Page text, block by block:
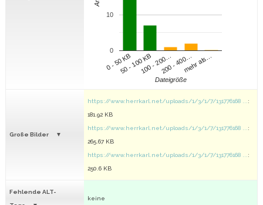
0 - 50 KB50 - 100 KB100 - 200…200 - 400…mehr als…
0
10
Dateigröße
Große Bilder
https://www.herrkarl.net/uploads/1/3/1/7/131776168 ... :
181.92 KB
https://www.herrkarl.net/uploads/1/3/1/7/131776168 ... :
265.67 KB
https://www.herrkarl.net/uploads/1/3/1/7/131776168 ... :
250.6 KB
Fehlende ALT-
keine